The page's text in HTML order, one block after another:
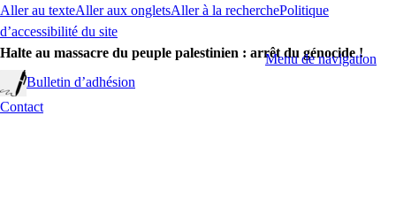
Aller au texteAller aux ongletsAller à la recherchePolitique
d’accessibilité du site
Halte au massacre du peuple palestinien : arrêt du génocide !
Menu de navigation
Bulletin d’adhésion
Contact